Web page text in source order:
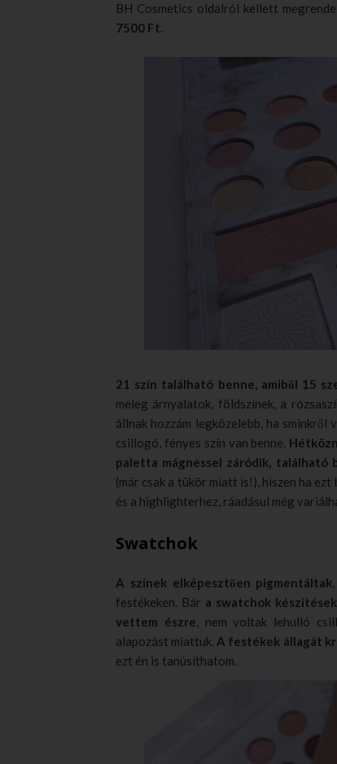
BH Cosmetics oldalról kellett
7500 Ft.
21 szín található benne, amiből 15
meleg árnyalatok, földszínek, a
állnak hozzám legközelebb, ha
csillogó, fényes szín van benne.
paletta mágnessel záródik, található
(már csak a tükör miatt is!), hiszen ha ezt
és a highlighterhez, ráadásul még
Swatchok
A színek elképesztően pigmentáltak
festékeken. Bár a swatchok
vettem észre, nem voltak lehulló
alapozást miattuk. A festékek állagát
ezt én is tanúsíthatom.